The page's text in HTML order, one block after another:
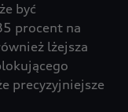
być
procent na
lżejsza
precyzyjniejsze